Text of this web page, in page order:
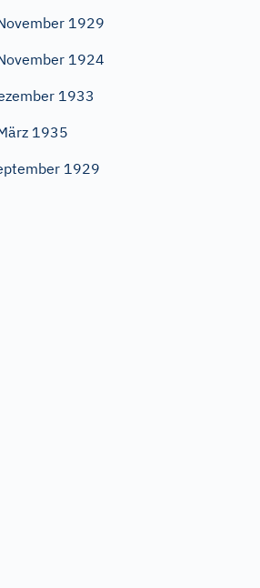
1929
1924
1933
1935
1929